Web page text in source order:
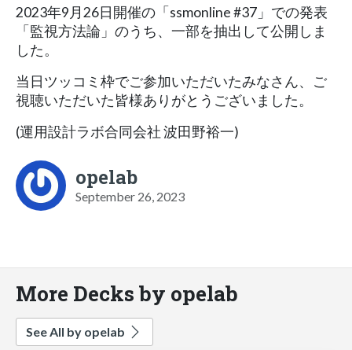
2023年9月26日開催の「ssmonline #37」での発表
「監視方法論」のうち、一部を抽出して公開しま
した。
当日ツッコミ枠でご参加いただいたみなさん、ご
視聴いただいた皆様ありがとうございました。
(運用設計ラボ合同会社 波田野裕一)
opelab
September 26, 2023
More Decks by opelab
See All by opelab